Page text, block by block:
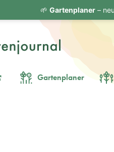
Gartenplaner
🌱 Gartenplaner–